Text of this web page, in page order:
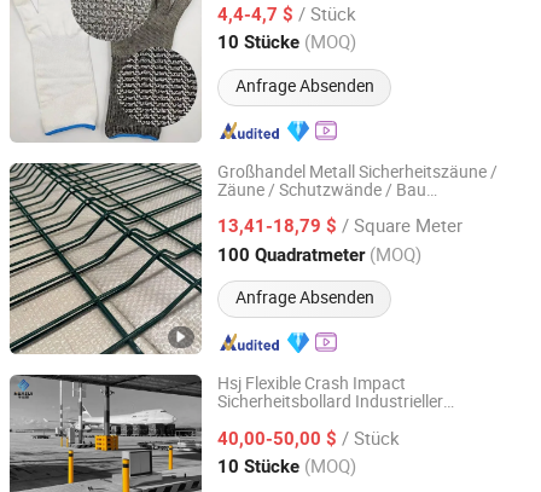
4,4-4,7 $ / Stück
10 Stücke (MOQ)
Anfrage Absenden
Hebei, China Seit 2026
Großhandel Metall Sicherheitszäune /
Zäune / Schutzwände / Bau
Doppel-Lagen-Maschenzaun geschweißte
Maschenzaunpaneele
13,41-18,79 $ / Square Meter
100 Quadratmeter (MOQ)
Anfrage Absenden
Hebei Maiwang Metal Products Co., Ltd.
Hebei, China Seit 2026
Hsj Flexible Crash Impact
Sicherheitsbollard Industrieller
Lagerverkehrsbarriere
40,00-50,00 $ / Stück
10 Stücke (MOQ)
Anping Tuopeng Wire Mesh Products Co., Ltd.
Hebei, China Seit 2024